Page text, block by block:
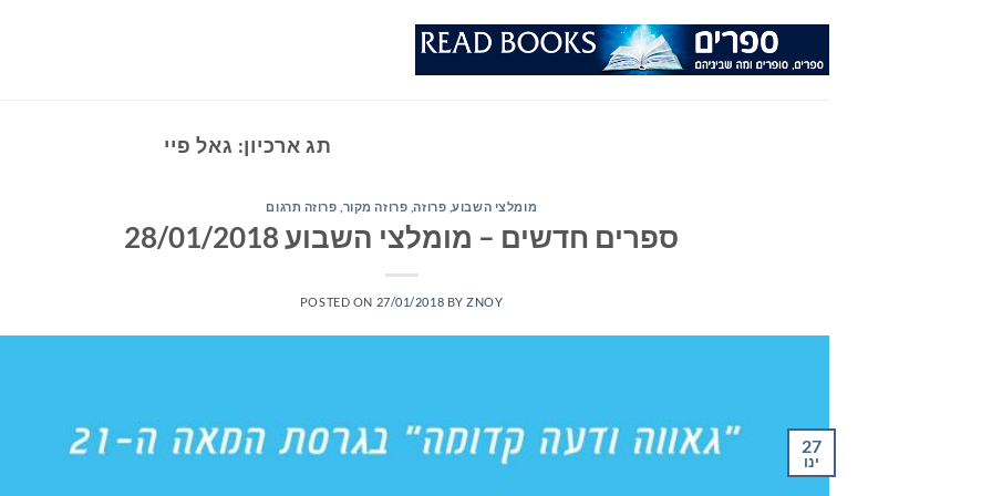
תג ארכיון: גאל פיי
מומלצי השבוע, פרוזה, פרוזה מקור פרוזה תרגום
ספרים חדשים – מומלצי השבוע 28/01/2018
POSTED ON 27/01/2018 BYZNOY
27
ינו